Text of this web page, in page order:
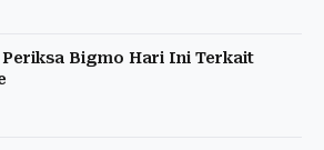
Bigmo Hari Ini Terkait